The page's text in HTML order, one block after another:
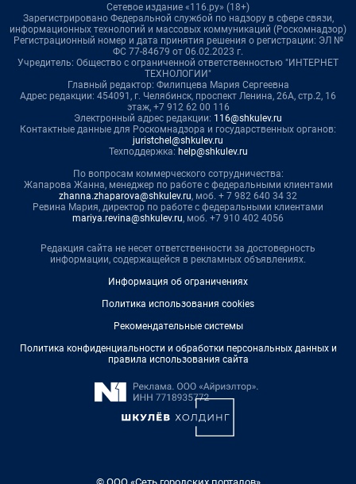
Сетевое издание «116.ру» (18+)
Зарегистрировано Федеральной службой по надзору в сфере связи,
информационных технологий и массовых коммуникаций (Роскомнадзор)
Регистрационный номер и дата принятия решения о регистрации: ЭЛ №
ФС 77-84679 от 06.02.2023 г.
Учредитель: Общество с ограниченной ответственностью "ИНТЕРНЕТ
ТЕХНОЛОГИИ"
Главный редактор: Филипцева Мария Сергеевна
Адрес редакции: 454091, г. Челябинск, проспект Ленина, 26А, стр.2, 16
этаж, +7 912 62 00 116
Электронный адрес редакции: 116@shkulev.ru
Контактные данные для Роскомнадзора и государственных органов:
juristchel@shkulev.ru
Техподдержка: help@shkulev.ru
По вопросам коммерческого сотрудничества:
Жапарова Жанна, менеджер по работе с федеральными клиентами
zhanna.zhaparova@shkulev.ru, моб. + 7 982 640 34 32
Ревина Мария, директор по работе с федеральными клиентами
mariya.revina@shkulev.ru, моб. +7 910 402 4056
Редакция сайта не несет ответственности за достоверность
информации, содержащейся в рекламных объявлениях.
Информация об ограничениях
Политика использования cookies
Рекомендательные системы
Политика конфиденциальности и обработки персональных данных и
правила использования сайта